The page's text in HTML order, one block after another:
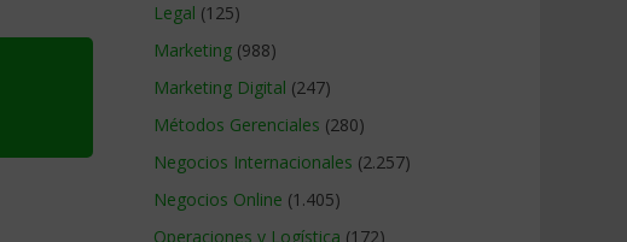
Legal (125)
Marketing (988)
Marketing Digital (247)
Métodos Gerenciales (280)
Negocios Internacionales (2.257)
Negocios Online (1.405)
Operaciones y Logística (172)